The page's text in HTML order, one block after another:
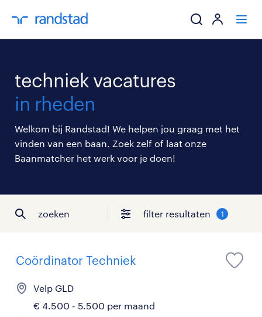
mijn carrière
over randstad
techniek vacatures
in rheden
Welkom bij Randstad! We helpen jou graag met het
vinden van een baan. Zoek zelf of laat onze
Baanmatcher het werk voor je doen!
zoeken filter resultaten 1
Coördinator Techniek
Velp GLD
€ 4.500 - 5.500 per maand